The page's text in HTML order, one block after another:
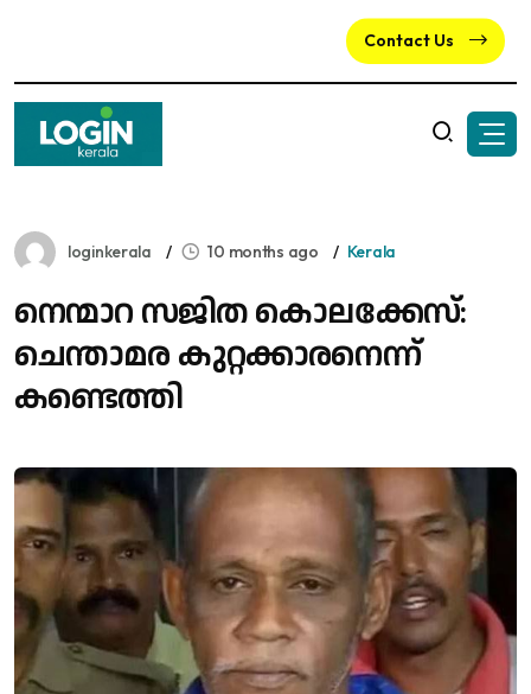
Contact Us
loginkerala 10 months ago Kerala
നെന്മാറ സജിത കൊലക്കേസ്:
ചെന്താമര കുറ്റക്കാരനെന്ന്
കണ്ടെത്തി